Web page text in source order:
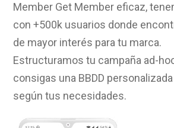
Member Get Member eficaz,
con +500k usuarios donde
de mayor interés para tu marca.
Estructuramos tu campaña ad-
consigas una BBDD
según tus necesidades.